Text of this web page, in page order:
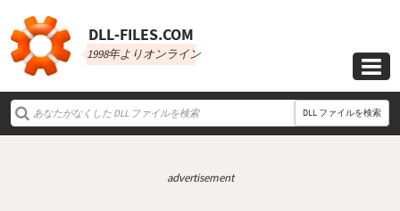
DLL‑FILES.COM
1998年よりオンライン

DLL ファイルを検索
advertisement